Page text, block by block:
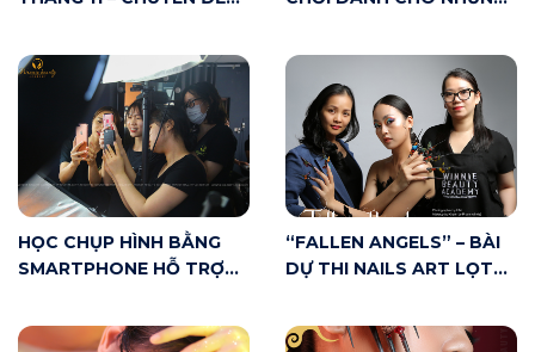
HỌC CHỤP HÌNH BẰNG
SMARTPHONE HỖ TRỢ
THẾ NÀO?
“FALLEN ANGELS” – BÀI
DỰ THI NAILS ART LỌT
BEAUTY AWARDS 2020